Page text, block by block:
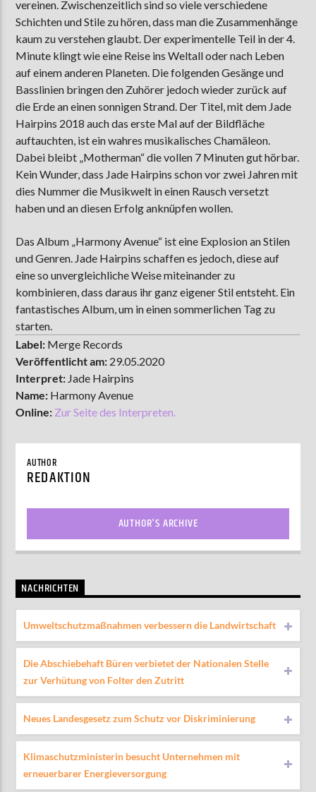
vereinen. Zwischenzeitlich sind so viele verschiedene
Schichten und Stile zu hören, dass man die Zusammenhänge
kaum zu verstehen glaubt. Der experimentelle Teil in der 4.
Minute klingt wie eine Reise ins Weltall oder nach Leben
auf einem anderen Planeten. Die folgenden Gesänge und
Basslinien bringen den Zuhörer jedoch wieder zurück auf
die Erde an einen sonnigen Strand. Der Titel, mit dem Jade
Hairpins 2018 auch das erste Mal auf der Bildfläche
auftauchten, ist ein wahres musikalisches Chamäleon.
Dabei bleibt „Motherman“ die vollen 7 Minuten gut hörbar.
Kein Wunder, dass Jade Hairpins schon vor zwei Jahren mit
dies Nummer die Musikwelt in einen Rausch versetzt
haben und an diesen Erfolg anknüpfen wollen.
Das Album „Harmony Avenue“ ist eine Explosion an Stilen
und Genren. Jade Hairpins schaffen es jedoch, diese auf
eine so unvergleichliche Weise miteinander zu
kombinieren, dass daraus ihr ganz eigener Stil entsteht. Ein
fantastisches Album, um in einen sommerlichen Tag zu
starten.
Label: Merge Records
Veröffentlicht am: 29.05.2020
Interpret: Jade Hairpins
Name: Harmony Avenue
Online: Zur Seite des Interpreten.
AUTHOR
REDAKTION
AUTHOR'S ARCHIVE
NACHRICHTEN
Umweltschutzmaßnahmen verbessern die Landwirtschaft
Die Abschiebehaft Büren verbietet der Nationalen Stelle
zur Verhütung von Folter den Zutritt
Neues Landesgesetz zum Schutz vor Diskriminierung
Klimaschutzministerin besucht Unternehmen mit
erneuerbarer Energieversorgung